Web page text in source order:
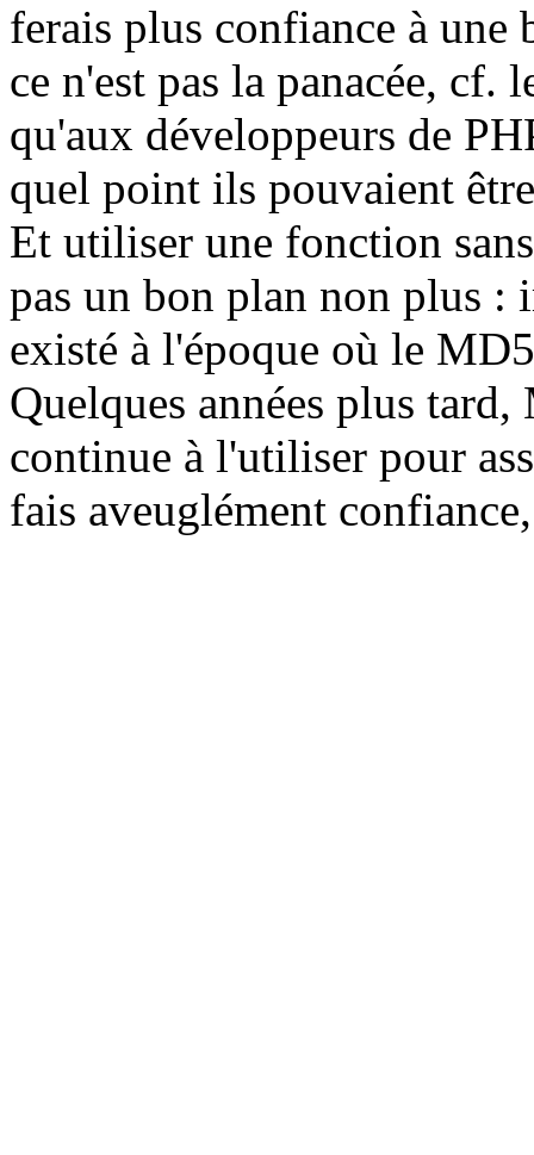
ferais plus confiance à
ce n'est pas la panacée,
qu'aux développeurs de
quel point ils pouvaient
Et utiliser une fonction
pas un bon plan non plus :
existé à l'époque où le
Quelques années plus
continue à l'utiliser pour
fais aveuglément